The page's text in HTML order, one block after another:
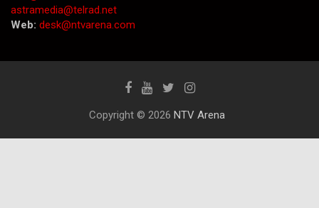
astramedia@telrad.net
Web: desk@ntvarena.com
Copyright © 2026 NTV Arena